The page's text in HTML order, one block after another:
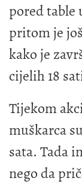
pored table
pritom je
kako je
cijelih 18
Tijekom
muškarca
sata. Tada
nego da